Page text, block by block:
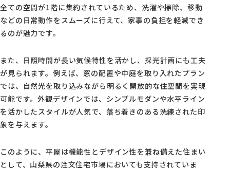
全ての空間が1階に集約されているため、洗濯や掃除、移動
などの日常動作をスムーズに行えて、家事の負担を軽減でき
るのが魅力です。
また、日照時間が長い気候特性を活かし、採光計画にも工夫
が見られます。例えば、窓の配置や中庭を取り入れたプラン
では、自然光を取り込みながら明るく開放的な住空間を実現
可能です。外観デザインでは、シンプルモダンや水平ライン
を活かしたスタイルが人気で、落ち着きのある洗練された印
象を与えます。
このように、平屋は機能性とデザイン性を兼ね備えた住まい
として、山梨県の注文住宅市場においても支持されていま